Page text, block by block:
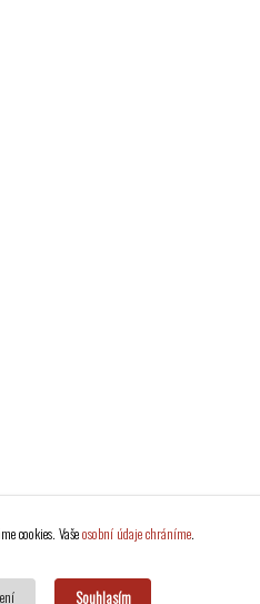
cookies. Vašeosobní údaje chráníme.
Souhlasím